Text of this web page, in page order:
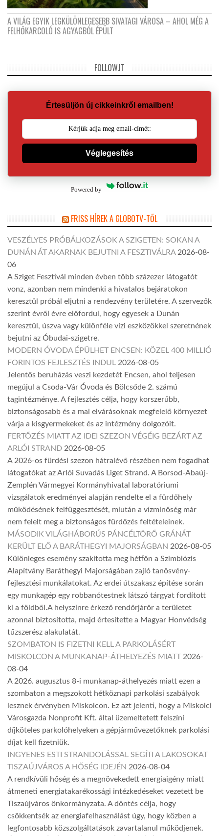
A VILÁG EGYIK LEGKÜLÖNLEGESEBB SIVATAGI VÁROSA – AHOL MÉG A
FELHŐKARCOLÓ IS AGYAGBÓL ÉPÜLT
FOLLOW.IT
Értesüljön új cikkeinkről emailben!
Véglegesítés
Powered by
FRISS HÍREK A GLOBOTV-TŐL
VESZÉLYES PRÓBÁLKOZÁSOK A SZIGETEN: SOKAN A
DUNÁN ÁT AKARNAK BEJUTNI A FESZTIVÁLRA 2026-08-
06
A Sziget Fesztivál minden évben több százezer látogatót
vonz, azonban nem mindenki a hivatalos bejáratokon
keresztül próbál eljutni a rendezvény területére. A szervezők
szerint évről évre előfordul, hogy egyesek a Dunán
keresztül, úszva vagy különféle vízi eszközökkel szeretnének
bejutni az Óbudai-szigetre.
MODERN ÓVODA ÉPÜLHET ENCSEN: KÖZEL 400 MILLIÓ
FORINTOS FEJLESZTÉS INDUL 2026-08-05
Jelentős beruházás veszi kezdetét Encsen, ahol teljesen
megújul a Csoda-Vár Óvoda és Bölcsőde 2. számú
tagintézménye. A fejlesztés célja, hogy korszerűbb,
biztonságosabb és a mai elvárásoknak megfelelő környezet
várja a kisgyermekeket és az intézmény dolgozóit.
FERTŐZÉS MIATT AZ IDEI SZEZON VÉGÉIG BEZÁRT AZ
ARLÓI STRAND 2026-08-05
A 2026-os fürdési szezon hátralévő részében nem fogadhat
látogatókat az Arlói Suvadás Liget Strand. A Borsod-Abaúj-
Zemplén Vármegyei Kormányhivatal laboratóriumi
vizsgálatok eredményei alapján rendelte el a fürdőhely
működésének felfüggesztését, miután a vízminőség már
nem felelt meg a biztonságos fürdőzés feltételeinek.
MÁSODIK VILÁGHÁBORÚS PÁNCÉLTÖRŐ GRÁNÁT
KERÜLT ELŐ A BARÁTHEGYI MAJORSÁGBAN 2026-08-05
Különleges esemény szakította meg hétfőn a Szimbiózis
Alapítvány Baráthegyi Majorságában zajló tanösvény-
fejlesztési munkálatokat. Az erdei útszakasz építése során
egy munkagép egy robbanótestnek látszó tárgyat fordított
ki a földből.A helyszínre érkező rendőrjárőr a területet
azonnal biztosította, majd értesítette a Magyar Honvédség
tűzszerész alakulatát.
SZOMBATON IS FIZETNI KELL A PARKOLÁSÉRT
MISKOLCON A MUNKANAP-ÁTHELYEZÉS MIATT 2026-
08-04
A 2026. augusztus 8-i munkanap-áthelyezés miatt ezen a
szombaton a megszokott hétköznapi parkolási szabályok
lesznek érvényben Miskolcon. Ez azt jelenti, hogy a Miskolci
Városgazda Nonprofit Kft. által üzemeltetett felszíni
díjköteles parkolóhelyeken a gépjárművezetőknek parkolási
díjat kell fizetniük.
INGYENES ESTI STRANDOLÁSSAL SEGÍTI A LAKOSOKAT
TISZAÚJVÁROS A HŐSÉG IDEJÉN 2026-08-04
A rendkívüli hőség és a megnövekedett energiaigény miatt
átmeneti energiatakarékossági intézkedéseket vezetett be
Tiszaújváros önkormányzata. A döntés célja, hogy
csökkentsék az energiafelhasználást úgy, hogy közben a
legfontosabb közszolgáltatások zavartalanul működjenek.